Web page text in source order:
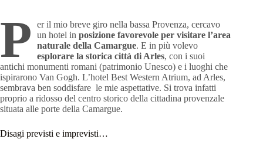
P
er il mio breve giro nella bassa Provenza, cercavo
un hotel in posizione favorevole per visitare l’area
naturale della Camargue. E in più volevo
esplorare la storica città di Arles, con i suoi
antichi monumenti romani (patrimonio Unesco) e i luoghi che
ispirarono Van Gogh. L’hotel Best Western Atrium, ad Arles,
sembrava ben soddisfare le mie aspettative. Si trova infatti
proprio a ridosso del centro storico della cittadina provenzale
situata alle porte della Camargue.
Disagi previsti e imprevisti…